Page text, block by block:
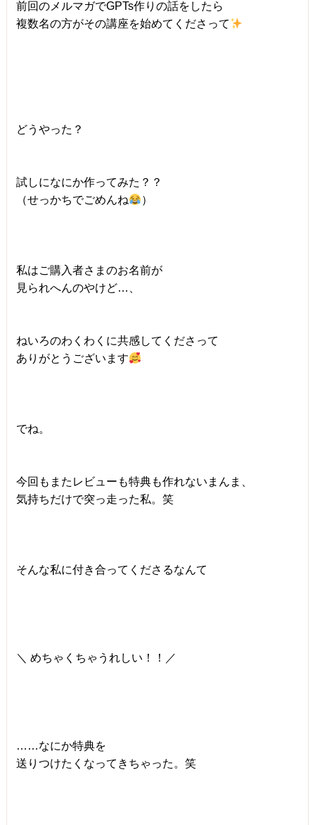
前回のメルマガでGPTs作りの話をしたら
複数名の方がその講座を始めてくださって
どうやった？
試しになにか作ってみた？？
（せっかちでごめんね
）
私はご購入者さまのお名前が
見られへんのやけど…、
ねいろのわくわくに共感してくださって
ありがとうございます
でね。
今回もまたレビューも特典も作れないまんま、
気持ちだけで突っ走った私。笑
そんな私に付き合ってくださるなんて
＼ めちゃくちゃうれしい！！／
……なにか特典を
送りつけたくなってきちゃった。笑